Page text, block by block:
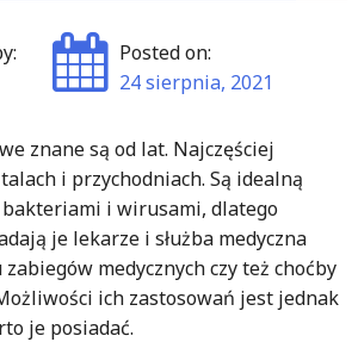
Posted on:
24 sierpnia, 2021
znane są od lat. Najczęściej
i przychodniach. Są idealną
i wirusami, dlatego
je lekarze i służba medyczna
medycznych czy też choćby
ich zastosowań jest jednak
je posiadać.